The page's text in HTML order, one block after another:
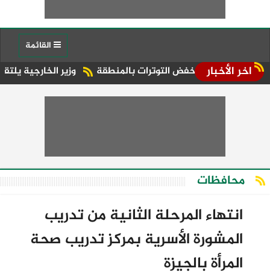
اخر الأخبار وزير الخارجية يلتقي خفض التوترات بالمنطقة
محافظات
انتهاء المرحلة الثانية من تدريب
المشورة الأسرية بمركز تدريب صحة
المرأة بالجيزة